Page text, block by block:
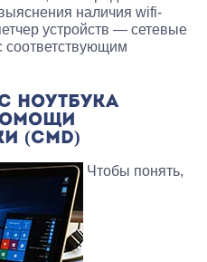
наличия wifi-
устройств — сетевые
соответствующим
НОУТБУКА
(CMD)
Чтобы понять,